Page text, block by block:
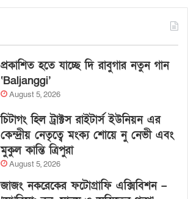
প্রকাশিত হতে যাচ্ছে দি রাবুগার নতুন গান
‘Baljanggi’
August 5, 2026
চিটাগং হিল ট্রাক্টস রাইটার্স ইউনিয়ন এর
কেন্দ্রীয় নেতৃত্বে মংক্য শোয়ে নু নেভী এবং
মুকুল কান্তি ত্রিপুরা
August 5, 2026
জাজং নকরেকের ফটোগ্রাফি এক্সিবিশন –